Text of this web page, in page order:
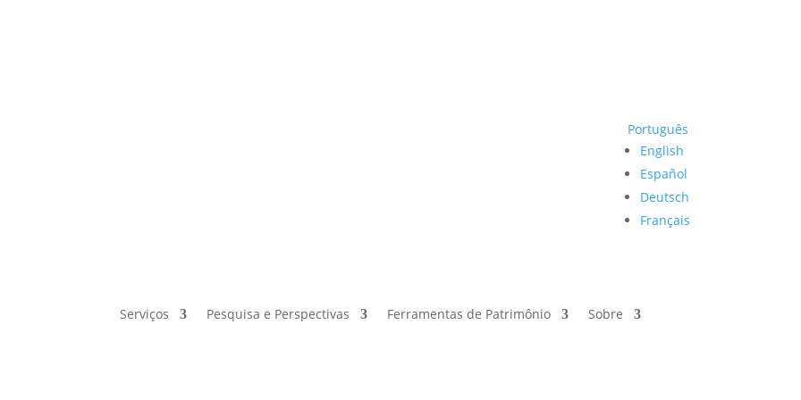
Português
English
Español
Deutsch
Français
Serviços Pesquisa e Perspectivas Ferramentas de Patrimônio Sobre